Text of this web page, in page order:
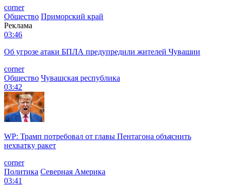
corner
Общество Приморский край
Реклама
03:46
Об угрозе атаки БПЛА предупредили жителей Чувашии
corner
Общество Чувашская республика
03:42
WP: Трамп потребовал от главы Пентагона объяснить
нехватку ракет
corner
Политика Северная Америка
03:41